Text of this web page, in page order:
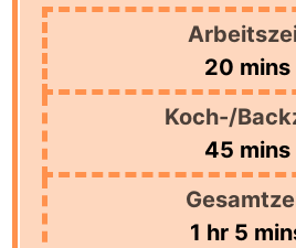
20 mins
Koch-/
45 mins
1 hour
hr 5